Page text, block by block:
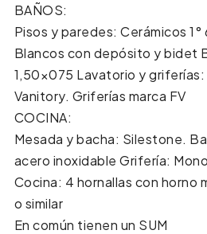
BAÑOS:
Pisos y paredes: Cerámicos
Blancos con depósito y bidet
1,50×075 Lavatorio y
Vanitory. Griferías marca FV
COCINA:
Mesada y bacha: Silestone.
acero inoxidable Grifería:
Cocina: 4 hornallas con horno
o similar
En común tienen un SUM